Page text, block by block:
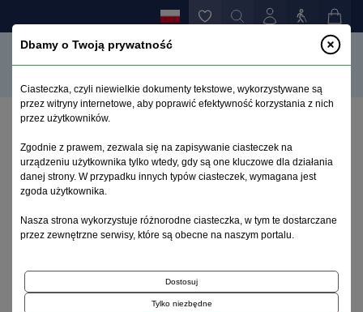
Istotne komponenty kompleksowego systemu
leczenia zaburzeń odżywania
Archiwum 1992–2014
2010, tom 19, zeszyt 1
Dbamy o Twoją prywatność
Ciasteczka, czyli niewielkie dokumenty tekstowe, wykorzystywane są
przez witryny internetowe, aby poprawić efektywność korzystania z nich
przez użytkowników.
Zgodnie z prawem, zezwala się na zapisywanie ciasteczek na
urządzeniu użytkownika tylko wtedy, gdy są one kluczowe dla działania
danej strony. W przypadku innych typów ciasteczek, wymagana jest
zgoda użytkownika.
Nasza strona wykorzystuje różnorodne ciasteczka, w tym te dostarczane
przez zewnętrzne serwisy, które są obecne na naszym portalu.
Dostosuj
Tylko niezbędne